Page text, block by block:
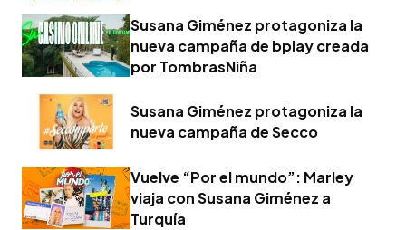
Susana Giménez protagoniza la
nueva campaña de bplay creada
por TombrasNiña
Susana Giménez protagoniza la
nueva campaña de Secco
Vuelve “Por el mundo”: Marley
viaja con Susana Giménez a
Turquía